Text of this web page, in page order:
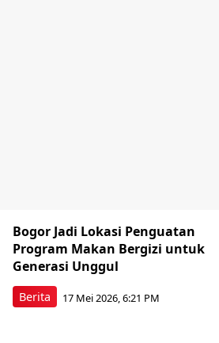
Berita
Bogor Jadi Lokasi Penguatan
Program Makan Bergizi untuk
Generasi Unggul
17 Mei 2026, 6:21 PM